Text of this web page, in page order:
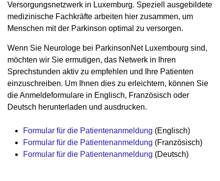
Versorgungsnetzwerk in Luxemburg. Speziell ausgebildete
medizinische Fachkräfte arbeiten hier zusammen, um
Menschen mit der Parkinson optimal zu versorgen.
Wenn Sie Neurologe bei ParkinsonNet Luxembourg sind,
möchten wir Sie ermutigen, das Netwerk in Ihren
Sprechstunden aktiv zu empfehlen und Ihre Patienten
einzuschreiben. Um Ihnen dies zu erleichtern, können Sie
die Anmeldeformulare in Englisch, Französisch oder
Deutsch herunterladen und ausdrucken.
Formular für die Patientenanmeldung (Englisch)
Formular für die Patientenanmeldung (Französisch)
Formular für die Patientenanmeldung (Deutsch)